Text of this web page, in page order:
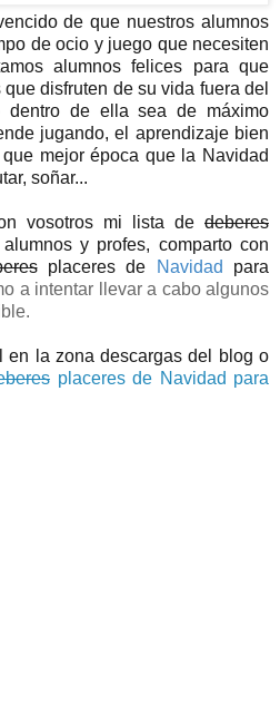
de que nuestros alumnos
de ocio y juego que necesiten
alumnos felices para que
disfruten de su vida fuera del
de ella sea de máximo
jugando, el aprendizaje bien
mejor época que la Navidad
soñar...
vosotros mi lista de deberes
y profes, comparto con
placeres de Navidad para
a intentar llevar a cabo algunos
en la zona descargas del blog o
placeres de Navidad para